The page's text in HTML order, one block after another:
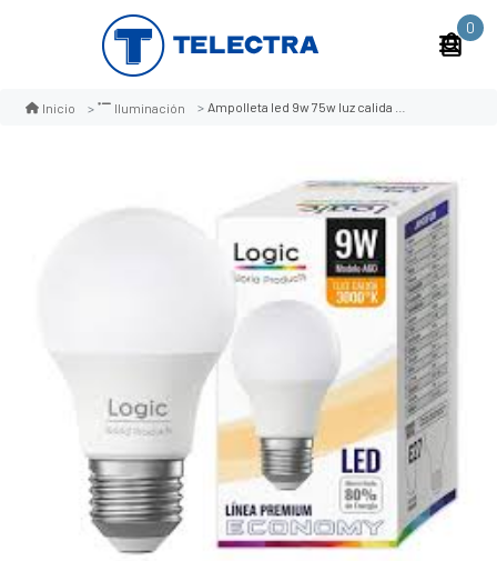
0
Inicio Iluminación Ampolleta led 9w 75w luz calida 3000k